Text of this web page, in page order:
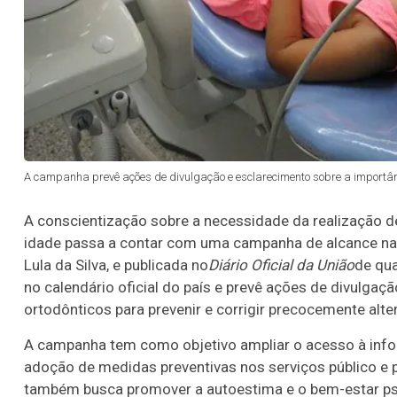
A campanha prevê ações de divulgação e esclarecimento sobre a
A conscientização sobre a necessidade da realização
idade passa a contar com uma campanha de alcance
Lula da Silva, e publicada noDiário Oficial da Uniãode
no calendário oficial do país e prevê ações de
ortodônticos para prevenir e corrigir precocemente
A campanha tem como objetivo ampliar o acesso à
adoção de medidas preventivas nos serviços público
também busca promover a autoestima e o bem-estar